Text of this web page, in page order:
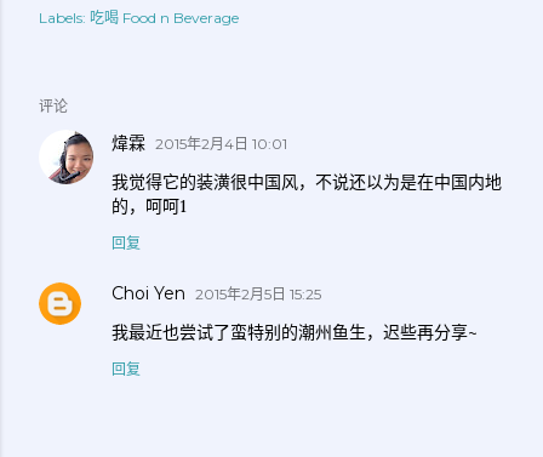
Labels: 吃喝 Food n Beverage
评论
煒霖 2015年2月4日 10:01
我觉得它的装潢很中国风，不说还以为是在中国内地
的，呵呵1
回复
Choi Yen 2015年2月5日 15:25
我最近也尝试了蛮特别的潮州鱼生，迟些再分享~
回复